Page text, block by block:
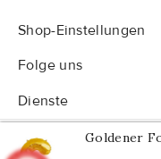
Goldener
Shop-Einstellungen
Folge uns
Dienste